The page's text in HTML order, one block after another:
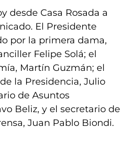
desde Casa Rosada a
El Presidente
por la primera dama,
Felipe Solá; el
Martín Guzmán; el
la Presidencia, Julio
de Asuntos
Beliz, y el secretario de
Juan Pablo Biondi.